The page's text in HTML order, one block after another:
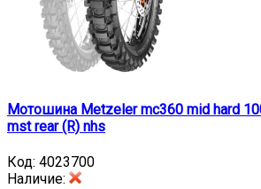
Мотошина Metzeler mc360 mid hard
mst rear (R) nhs
Код: 4023700
Наличие: